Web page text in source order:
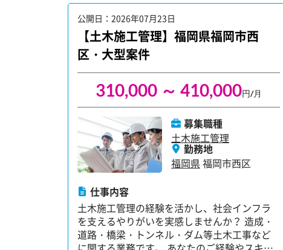
公開日：2026年07月23日
【土木施工管理】福岡県福岡市西
区・大型案件
310,000 ～ 410,000円/月
募集職種
土木施工管理
勤務地
福岡県 福岡市西区
仕事内容
土木施工管理の経験を活かし、社会インフラ
を支えるやりがいを実感しませんか？ 造成・
道路・橋梁・トンネル・ダム等土木工事など